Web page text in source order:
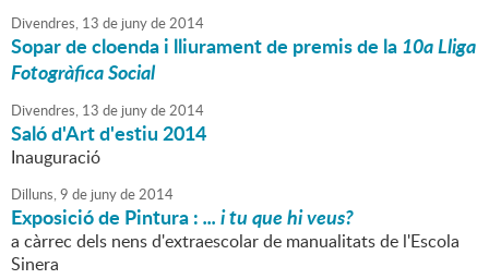
Divendres, 13 de junyde2014
Sopar de cloenda i lliurament de premis de la10a Lliga
Fotogràfica Social
Divendres, 13 de junyde2014
Saló d'Art d'estiu 2014
Inauguració
Dilluns,9 de junyde2014
Exposició de Pintura :... i tu que hi veus?
a càrrec dels nens d'extraescolar de manualitats de l'Escola
Sinera